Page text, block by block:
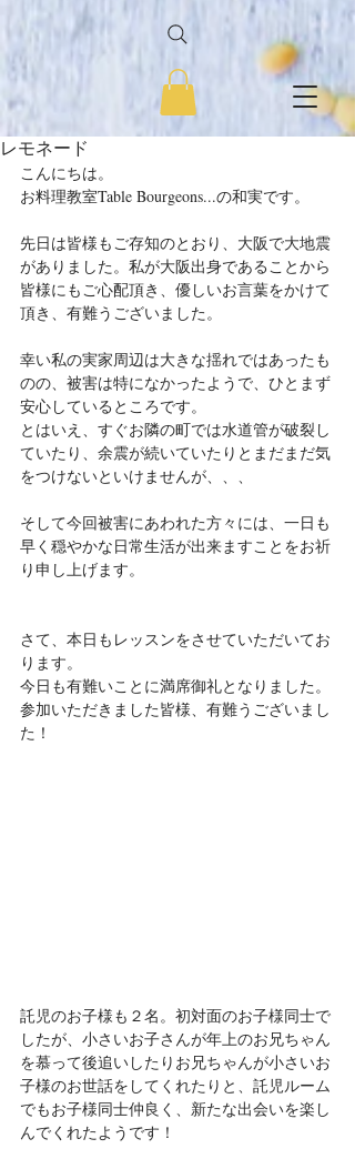
レモネード
こんにちは。
お料理教室Table Bourgeons...の和実です。
先日は皆様もご存知のとおり、大阪で大地震
がありました。私が大阪出身であることから
皆様にもご心配頂き、優しいお言葉をかけて
頂き、有難うございました。
幸い私の実家周辺は大きな揺れではあったも
のの、被害は特になかったようで、ひとまず
安心しているところです。
とはいえ、すぐお隣の町では水道管が破裂し
ていたり、余震が続いていたりとまだまだ気
をつけないといけませんが、、、
そして今回被害にあわれた方々には、一日も
早く穏やかな日常生活が出来ますことをお祈
り申し上げます。
さて、本日もレッスンをさせていただいてお
ります。
今日も有難いことに満席御礼となりました。
参加いただきました皆様、有難うございまし
た！
託児のお子様も２名。初対面のお子様同士で
したが、小さいお子さんが年上のお兄ちゃん
を慕って後追いしたりお兄ちゃんが小さいお
子様のお世話をしてくれたりと、託児ルーム
でもお子様同士仲良く、新たな出会いを楽し
んでくれたようです！